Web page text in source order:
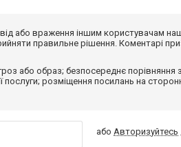
або враження іншим користувачам
правильне рішення. Коментарі
або образ; безпосереднє
послуги; розміщення посилань на
або Авторизуйтесь